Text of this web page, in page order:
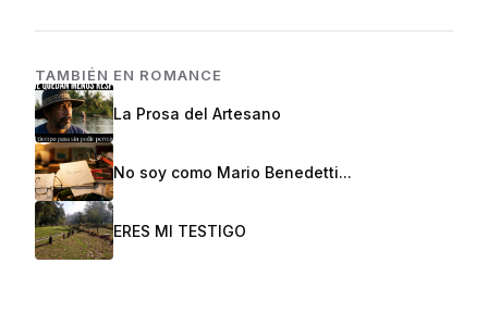
TAMBIÉN EN ROMANCE
La Prosa del Artesano
No soy como Mario Benedetti...
ERES MI TESTIGO